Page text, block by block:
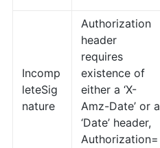
Incomp
leteSig
nature
Authorization
header
requires
existence of
either a ‘X-
Amz-Date’ or a
‘Date’ header,
Authorization=